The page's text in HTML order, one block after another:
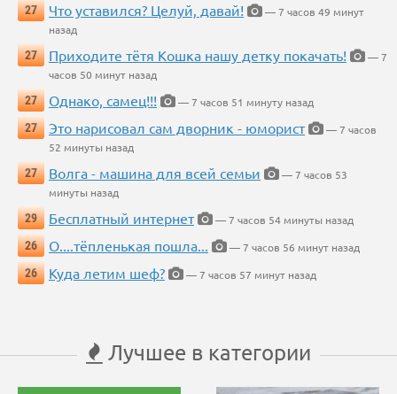
27
Что уставился? Целуй, давай!
— 7 часов 49 минут
назад
27
Приходите тётя Кошка нашу детку покачать!
— 7
часов 50 минут назад
27
Однако, самец!!!
— 7 часов 51 минуту назад
27
Это нарисовал сам дворник - юморист
— 7 часов
52 минуты назад
27
Волга - машина для всей семьи
— 7 часов 53
минуты назад
29
Бесплатный интернет
— 7 часов 54 минуты назад
26
О....тёпленькая пошла...
— 7 часов 56 минут назад
26
Куда летим шеф? — 7 часов 57 минут назад
Лучшее в категории